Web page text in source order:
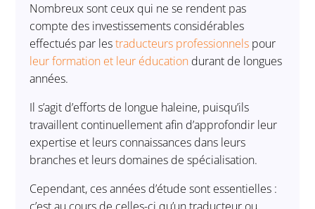
Nombreux sont ceux qui ne se rendent pas
compte des investissements considérables
effectués par lestraducteurs professionnels pour
leur formation et leur éducation durant de longues
années.
Il s’agit d’efforts de longue haleine, puisqu’ils
travaillent continuellement afin d’approfondir leur
expertise et leurs connaissances dans leurs
branches et leurs domaines de spécialisation.
Cependant, ces années d’étude sont essentielles :